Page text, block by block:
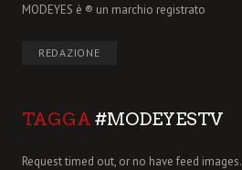
MODEYES è ® un marchio registrato
REDAZIONE
TAGGA #MODEYESTV
Request timed out, or no have feed images.